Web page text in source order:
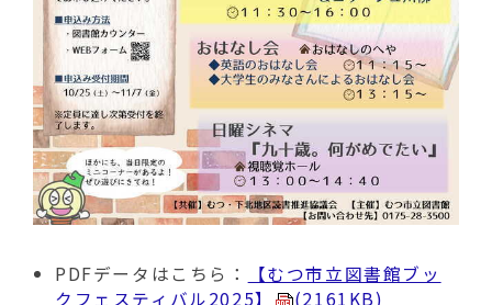
PDFデータはこちら：
【むつ市立図書館ブッ
クフェスティバル2025】
(2161KB)